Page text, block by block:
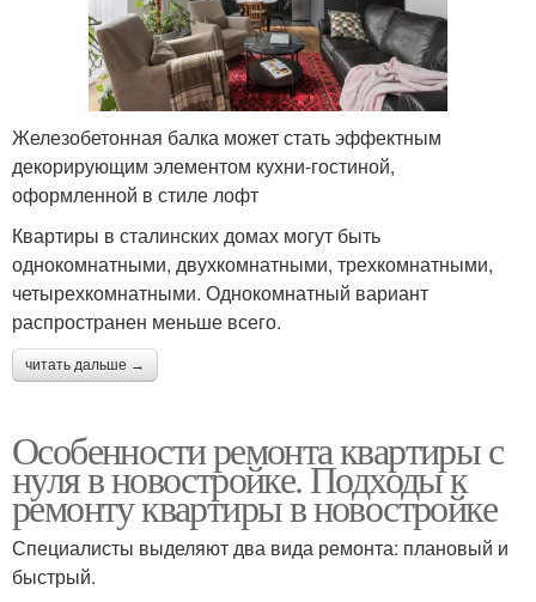
Железобетонная балка может стать эффектным
декорирующим элементом кухни-гостиной,
оформленной в стиле лофт
Квартиры в сталинских домах могут быть
однокомнатными, двухкомнатными, трехкомнатными,
четырехкомнатными. Однокомнатный вариант
распространен меньше всего.
читать дальше →
Особенности ремонта квартиры с
нуля в новостройке. Подходы к
ремонту квартиры в новостройке
Специалисты выделяют два вида ремонта: плановый и
быстрый.